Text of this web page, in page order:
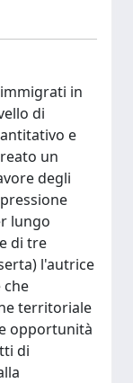
in
di
e
un
degli
lungo
di tre
l'autrice
territoriale
opportunità
di